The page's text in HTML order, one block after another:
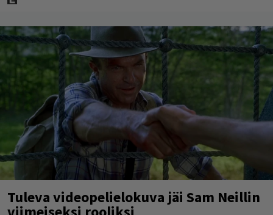
Tuleva videopelielokuva jäi Sam Neillin